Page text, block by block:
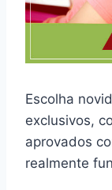
Escolha
exclusivos,
aprovados
realmente